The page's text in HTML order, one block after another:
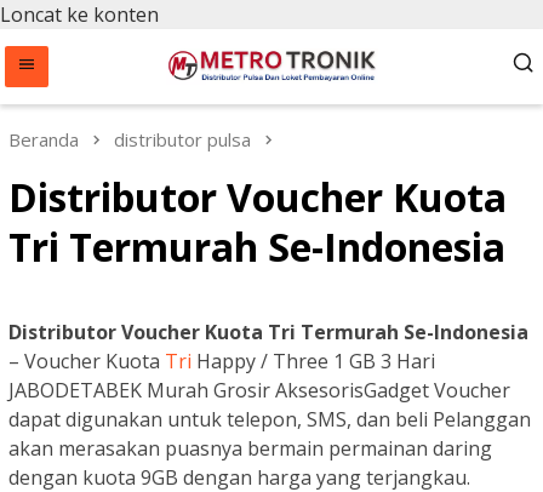
Loncat ke konten
Beranda distributor pulsa
Distributor Voucher Kuota
Tri Termurah Se-Indonesia
Distributor Voucher Kuota Tri Termurah Se-Indonesia
– Voucher Kuota Tri Happy / Three 1 GB 3 Hari
JABODETABEK Murah Grosir AksesorisGadget Voucher
dapat digunakan untuk telepon, SMS, dan beli Pelanggan
akan merasakan puasnya bermain permainan daring
dengan kuota 9GB dengan harga yang terjangkau.